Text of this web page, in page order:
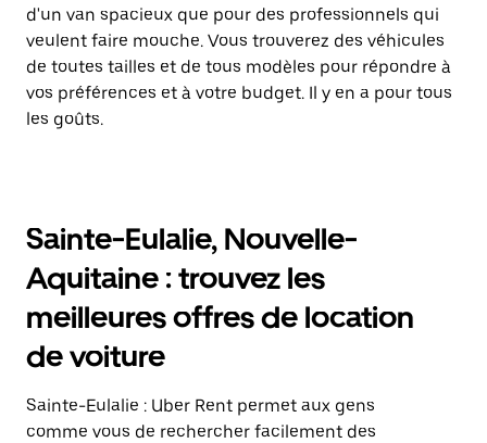
d'un van spacieux que pour des professionnels qui
veulent faire mouche. Vous trouverez des véhicules
de toutes tailles et de tous modèles pour répondre à
vos préférences et à votre budget. Il y en a pour tous
les goûts.
Sainte-Eulalie, Nouvelle-
Aquitaine : trouvez les
meilleures offres de location
de voiture
Sainte-Eulalie : Uber Rent permet aux gens
comme vous de rechercher facilement des